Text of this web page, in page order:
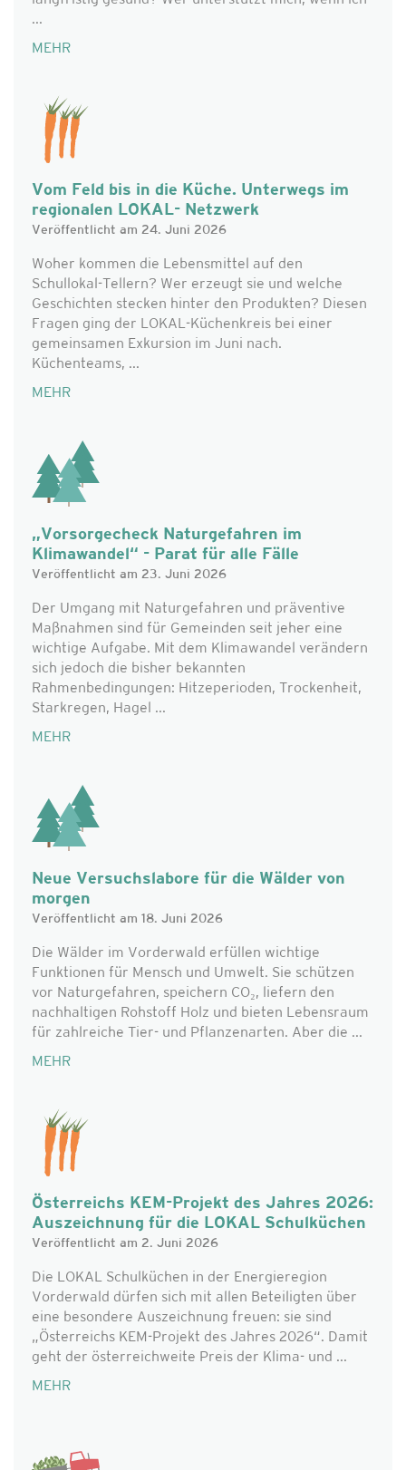
...
MEHR
Vom Feld bis in die Küche. Unterwegs im
regionalen LOKAL- Netzwerk
Veröffentlicht am 24. Juni 2026
Woher kommen die Lebensmittel auf den
Schullokal-Tellern? Wer erzeugt sie und welche
Geschichten stecken hinter den Produkten? Diesen
Fragen ging der LOKAL-Küchenkreis bei einer
gemeinsamen Exkursion im Juni nach.
Küchenteams, ...
MEHR
„Vorsorgecheck Naturgefahren im
Klimawandel“ - Parat für alle Fälle
Veröffentlicht am 23. Juni 2026
Der Umgang mit Naturgefahren und präventive
Maßnahmen sind für Gemeinden seit jeher eine
wichtige Aufgabe. Mit dem Klimawandel verändern
sich jedoch die bisher bekannten
Rahmenbedingungen: Hitzeperioden, Trockenheit,
Starkregen, Hagel ...
MEHR
Neue Versuchslabore für die Wälder von
morgen
Veröffentlicht am 18. Juni 2026
Die Wälder im Vorderwald erfüllen wichtige
Funktionen für Mensch und Umwelt. Sie schützen
vor Naturgefahren, speichern CO₂, liefern den
nachhaltigen Rohstoff Holz und bieten Lebensraum
für zahlreiche Tier- und Pflanzenarten. Aber die ...
MEHR
Österreichs KEM-Projekt des Jahres 2026:
Auszeichnung für die LOKAL Schulküchen
Veröffentlicht am 2. Juni 2026
Die LOKAL Schulküchen in der Energieregion
Vorderwald dürfen sich mit allen Beteiligten über
eine besondere Auszeichnung freuen: sie sind
„Österreichs KEM-Projekt des Jahres 2026“. Damit
geht der österreichweite Preis der Klima- und ...
MEHR